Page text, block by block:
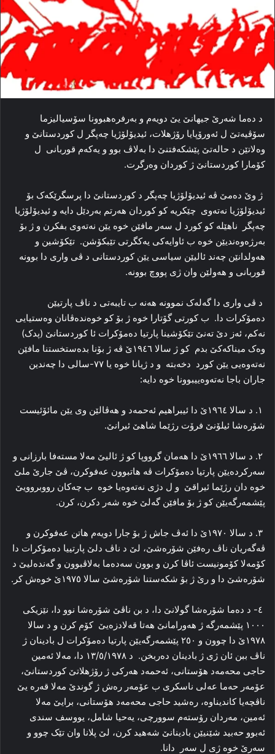
د ده‌ما شه‌رێ جیهانێ یێ دویه‌م و به‌رفره‌هبوونا سۆسیالیزما
سۆڤیه‌تێ ل ئه‌ورۆپایا رۆژهلات، ئیدیۆلۆژیا چه‌پگر ل کوردستانێ و
وه‌لاتێن د حالەتێ پێشکه‌فتنێ دا به‌لاڤ بوو و یەکەم قوربانی ل
کۆمارا کوردستانێ ژ کوردان وه‌رگرت.
ژ وێ ده‌مێ ڤه‌ ئیدیۆلۆژیا چه‌پگر د کوردستانێ دا پرسگرێکه‌ک بۆ
ئیدیۆلۆژیا نه‌ته‌وی چێکریه‌ کو کوردان هه‌رتم به‌ردێل دایه‌ و ئیدیۆلۆژیا
چه‌پگر ناهێله‌ کو کورد ل سه‌ر مافێن خوه‌ یێن نه‌ته‌وی بفکرن و ژ بۆ
به‌رژه‌وه‌ندیێن خوه‌ ب ئاوایه‌کی یه‌کگرتی تێبکۆشن. تێکۆشین و
هه‌ولدانێن چه‌ند ئالیێن سیاسی یێن کوردستانی د ڤی واری دا بوونه‌
قوربانی و هه‌ولێن وان ژی پووچ بوونه‌.
د ڤی واری دا گه‌له‌ک نموونه‌ هه‌نه‌ ب تایبه‌تی د ناڤ پارتیێن
ده‌مۆکرات دا. ب کورتی گۆتارا خوه‌ ژ بۆ کو خوه‌نده‌ڤانان وه‌ستیایی
نه‌کم، ئه‌ز دێ ته‌نێ تێکۆشینا پارتیا ده‌مۆکرات ئا کوردستانێ (پدک)
وەک میناکه‌کێ بدم کو ژ سالا ۱۹٤٦ێ ڤه‌ ژ بۆنا بدەستخستنا مافێن
نه‌ته‌وه‌یی یێن کورد دخەبتە و د ژیانا خوە یا ۷۷-سالی دا چه‌ندین
جاران باجا نه‌ته‌وه‌ییبوونا خوە دایه‌:
۱. د سالا ۱۹٦٤ێ دا ئیبراهیم ئه‌حمه‌د و هه‌ڤالێن وی یێن مائۆئیست
شۆره‌شا ئیلۆنێ فرۆت رژێما شاهێ ئیرانێ.
۲. د سالا ۱۹٦٦ێ دا هه‌مان گرووپا کو ژ ئالیێ مه‌لا مسته‌فا بارزانی و
سه‌رکرده‌یێن پارتیا ده‌مۆکرات ڤه‌ هاتبوون عەفوکرن، ڤێ جارێ ملێ
خوە دان رژێما ئیراقێ و ل دژی نه‌ته‌وه‌یا خوه‌ ب چه‌کان رووبروویێ
پێشمه‌رگه‌یێن کو ژ بۆ مافێن گه‌لێ خوه‌ شه‌ر دکرن، کرن.
۳. د سالا ۱۹۷۰ێ دا ئه‌ڤ جاش ژ بۆ جارا دویه‌م هاتن عەفوکرن و
ڤه‌گه‌ریان ناڤ ره‌فێن شۆره‌شێ، لێ د ناڤ دلێ پارتییا ده‌مۆکرات دا
کۆمه‌لا کۆمونیست ئاڤا کرن و بوون سه‌ده‌ما به‌لاڤبوون و گه‌نده‌لیێ د
شۆره‌شێ دا و رێ ژ بۆ شکەستنا شۆرەشێ سالا ١٩٧٥ێ خوەش کر.
٤- د ده‌ما شۆره‌شا گولانێ دا، د بن ناڤێ شۆره‌شا نوو دا، نێزیکی
١٠٠٠ پێشمه‌رگه‌ ژ هه‌ورامانێ هەتا قه‌لادزه‌یێ کۆم کرن و د سالا
۱۹۷۸ێ دا چوون و ۲٥۰ پێشمه‌رگه‌یێن پارتیا ده‌مۆکرات ل بادینان ژ
ناڤ ببن ئان ژی ژ بادینان ده‌ربخن. د ۱۳/٥/۱۹۷۸ دا، مه‌لا ئه‌مین
حاجی محه‌مه‌د هۆستانی، ئه‌حمه‌د هه‌رکی ژ رۆژهلاتێ کوردستانێ،
عۆمه‌ر حه‌ما عه‌لی ناسکری ب عۆمه‌ر ره‌ش ژ گوندێ مه‌لا قه‌ره‌ یێ
ناڤچه‌یا کاندیناوه‌، ره‌شید حاجی محه‌مه‌د هۆستانی، برایێ مه‌لا
ئه‌مین، مه‌ردان رۆسته‌م سوورچی، یه‌حیا شامل، یووسف سندی
ئه‌بوو حه‌بید شێنیێن بادینانێ شه‌هید کرن، لێ پلانا وان تێک چوو و
سه‌رێ خوه‌ ژی ل سەر دانا.